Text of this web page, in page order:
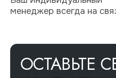
ОТЕЛИ СЕТИ